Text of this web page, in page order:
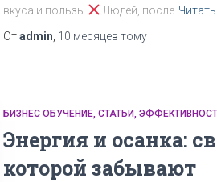
вкуса и пользы
Людей, после
Отadmin 10 месяцев тому
БИЗНЕС ОБУЧЕНИЕ СТАТЬИ
Энергия и осанка:
которой забывают